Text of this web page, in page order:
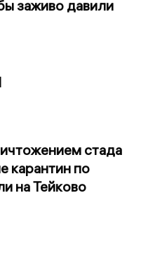
заживо давили
стада
карантин по
на Тейково